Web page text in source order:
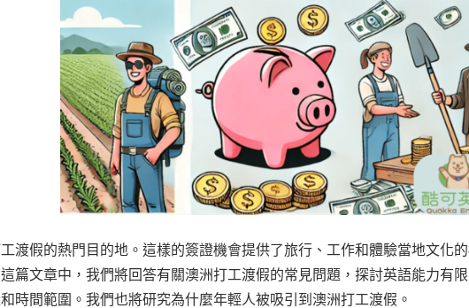
渡假的熱門目的地。這樣的簽證機會提供了旅行、工作和體驗當地文化
篇文章中，我們將回答有關澳洲打工渡假的常見問題，探討英語能力有
時間範圍。我們也將研究為什麼年輕人被吸引到澳洲打工渡假。